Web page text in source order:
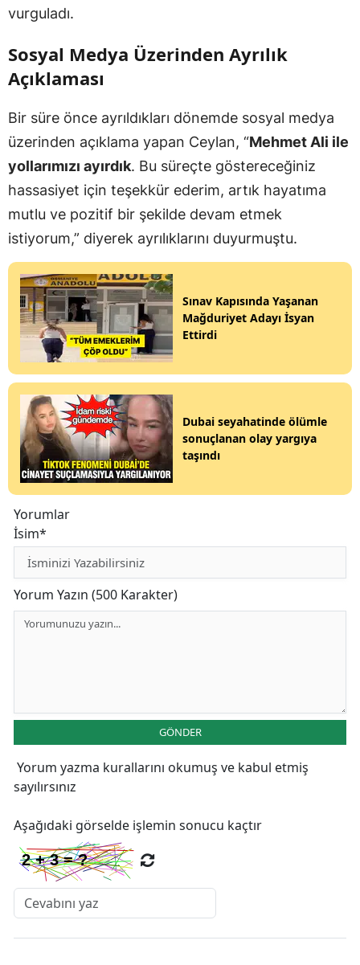
vurguladı.
Sosyal Medya Üzerinden Ayrılık
Açıklaması
Bir süre önce ayrıldıkları dönemde sosyal medya
üzerinden açıklama yapan Ceylan, “Mehmet Ali ile
yollarımızı ayırdık. Bu süreçte göstereceğiniz
hassasiyet için teşekkür ederim, artık hayatıma
mutlu ve pozitif bir şekilde devam etmek
istiyorum,” diyerek ayrılıklarını duyurmuştu.
Sınav Kapısında Yaşanan
Mağduriyet Adayı İsyan
Ettirdi
Dubai seyahatinde ölümle
sonuçlanan olay yargıya
taşındı
Yorumlar
İsim*
Yorum Yazın (500 Karakter)
GÖNDER
Yorum yazma kurallarını okumuş ve kabul etmiş
sayılırsınız
Aşağıdaki görselde işlemin sonucu kaçtır